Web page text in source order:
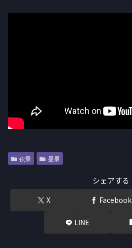
夜景 昼景
シェアする
X Facebook
LINE